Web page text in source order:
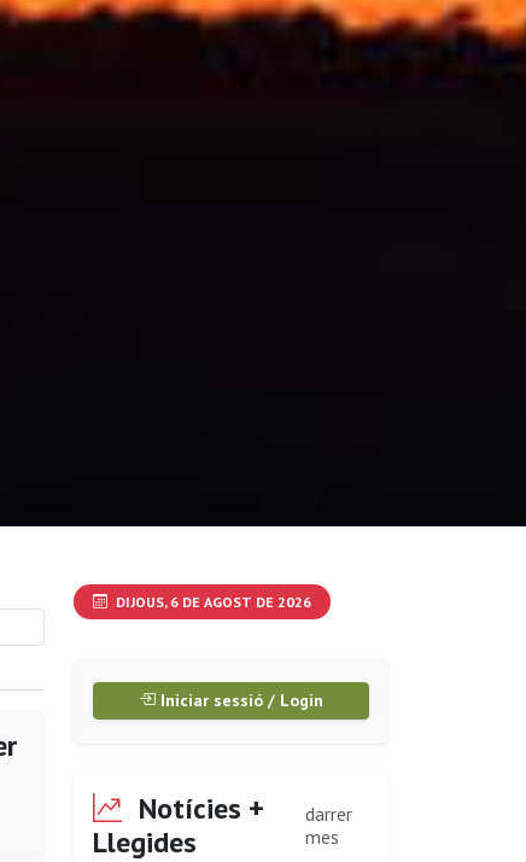
DIJOUS, 6 DE AGOST DE 2026
Iniciar sessió / Login
Notícies +
Llegides
darrer
mes